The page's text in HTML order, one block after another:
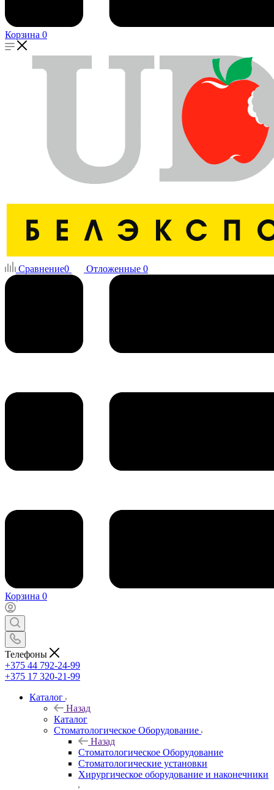
Корзина 0
Сравнение0 Отложенные 0
Корзина 0
Телефоны
+375 44 792-24-99
+375 17 320-21-99
Каталог
Назад
Каталог
Стоматологическое Оборудование
Назад
Стоматологическое Оборудование
Стоматологические установки
Хирургическое оборудование и наконечники